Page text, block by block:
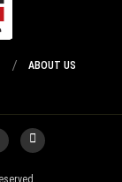
ABOUT US